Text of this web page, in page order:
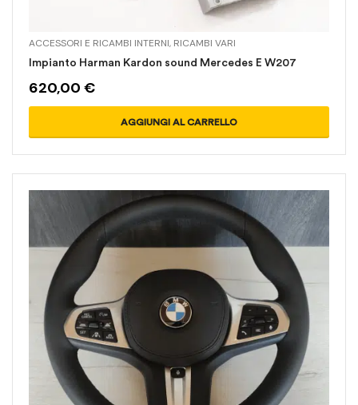
ACCESSORI E RICAMBI INTERNI, RICAMBI VARI
Impianto Harman Kardon sound Mercedes E W207
620,00 €
AGGIUNGI AL CARRELLO